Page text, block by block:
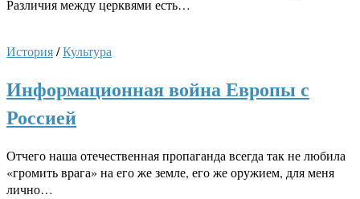
Различия между церквями есть…
История/Культура
Информационная война Европы с
Россией
Отчего наша отечественная пропаганда всегда так не любила
«громить врага» на его же земле, его же оружием, для меня
лично…